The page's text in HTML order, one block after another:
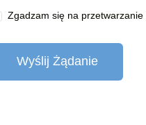
Zgadzam się na
Wyślij Żądanie